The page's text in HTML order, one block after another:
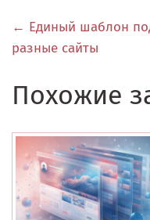
← Единый шаблон
разные сайты
Похожие